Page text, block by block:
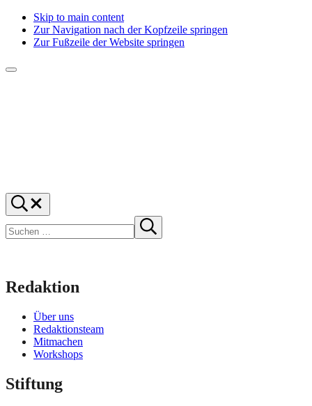
Skip to main content
Zur Navigation nach der Kopfzeile springen
Zur Fußzeile der Website springen
Menü
f1rstlife
Und
was
denkst
du?
Suchen
…
Suche
starten
Redaktion
Über uns
Redaktionsteam
Mitmachen
Workshops
Stiftung